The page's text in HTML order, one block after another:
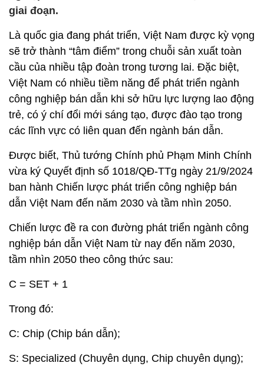
giai đoạn.
Là quốc gia đang phát triển, Việt Nam được kỳ vọng
sẽ trở thành “tâm điểm” trong chuỗi sản xuất toàn
cầu của nhiều tập đoàn trong tương lai. Đặc biệt,
Việt Nam có nhiều tiềm năng để phát triển ngành
công nghiệp bán dẫn khi sở hữu lực lượng lao động
trẻ, có ý chí đổi mới sáng tạo, được đào tạo trong
các lĩnh vực có liên quan đến ngành bán dẫn.
Được biết, Thủ tướng Chính phủ Phạm Minh Chính
vừa ký Quyết định số 1018/QĐ-TTg ngày 21/9/2024
ban hành Chiến lược phát triển công nghiệp bán
dẫn Việt Nam đến năm 2030 và tầm nhìn 2050.
Chiến lược đề ra con đường phát triển ngành công
nghiệp bán dẫn Việt Nam từ nay đến năm 2030,
tầm nhìn 2050 theo công thức sau:
C = SET + 1
Trong đó:
C: Chip (Chip bán dẫn);
S: Specialized (Chuyên dụng, Chip chuyên dụng);